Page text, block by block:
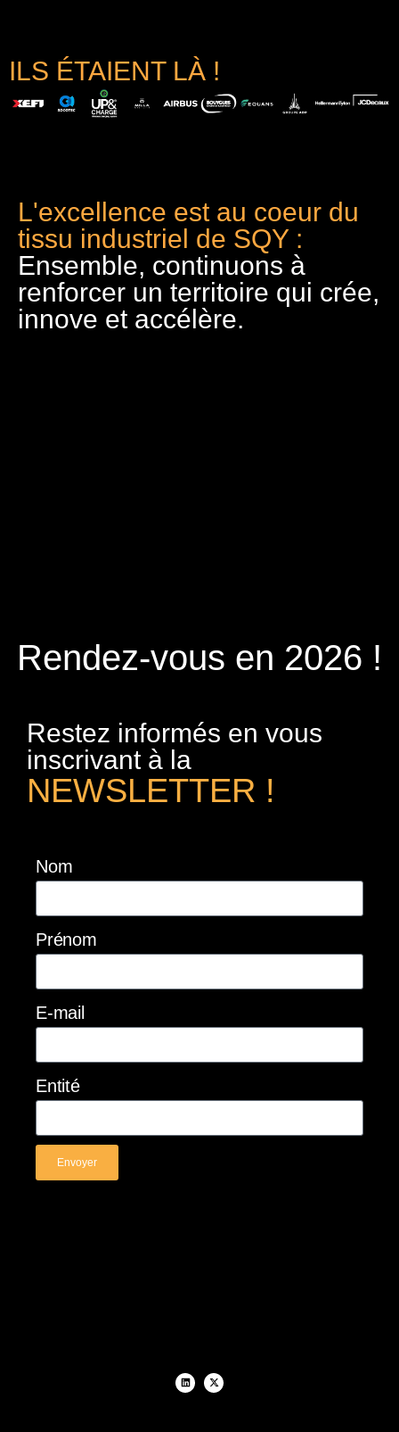
ILS ÉTAIENT LÀ !
L'excellence est au coeur du
tissu industriel de SQY :
Ensemble, continuons à
renforcer un territoire qui crée,
innove et accélère.
Rendez-vous en 2026 !
Restez informés en vous
inscrivant à la
NEWSLETTER !
Nom
Prénom
E-mail
Entité
Envoyer